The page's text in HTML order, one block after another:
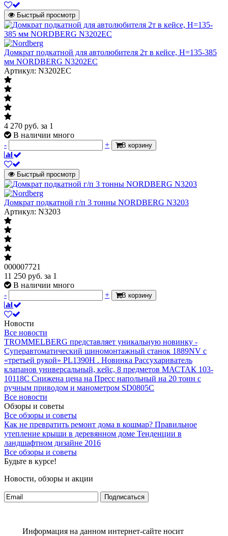
Быстрый просмотр
Домкрат подкатной для автолюбителя 2т в кейсе, Н=135-385
мм NORDBERG N3202EC
Артикул: N3202EC
4 270 руб. за 1
В наличии много
-
+ В корзину
Быстрый просмотр
Домкрат подкатной г/п 3 тонны NORDBERG N3203
Артикул: N3203
000007721
11 250 руб. за 1
В наличии много
-
+ В корзину
Новости
Все новости
TROMMELBERG представляет уникальную новинку -
Суперавтоматический шиномонтажный станок 1889NV с
«третьей рукой» PL1390H . Новинка Рассухариватель
клапанов универсальный, кейс, 8 предметов МАСТАК 103-
10118C Снижена цена на Пресс напольный на 20 тонн с
ручным приводом и манометром SD0805C
Все новости
Обзоры и советы
Все обзоры и советы
Как не превратить ремонт дома в кошмар? Правильное
утепление крыши в деревянном доме Тенденции в
ландшафтном дизайне 2016
Все обзоры и советы
Будьте в курсе!
Новости, обзоры и акции
Подписаться
Информация на данном интернет-сайте носит